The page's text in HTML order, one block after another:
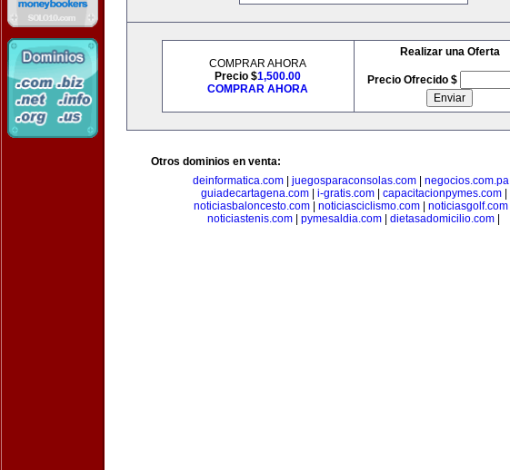
COMPRAR AHORA
Precio $1,500.00
COMPRAR AHORA
Realizar una Oferta
Precio Ofrecido $
Otros dominios en venta:
deinformatica.com
juegosparaconsolas.com negocios.com.pa
guiadecartagena.com| i-gratis.com| capacitacionpymes.com|
noticiasbaloncesto.com
noticiasciclismo.com noticiasgolf.com
noticiastenis.com
pymesaldia.com dietasadomicilio.com